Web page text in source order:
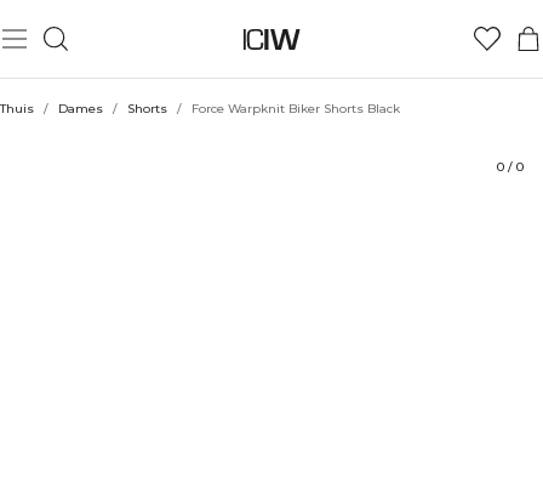
Thuis / Dames / Shorts / Force Warpknit Biker Shorts Black
0 / 0